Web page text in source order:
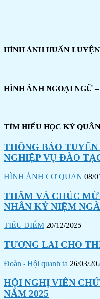
HÌNH ẢNH HUẤN
HÌNH ẢNH NGOẠI NGỮ
TÌM HIỂU HỌC KỲ
THÔNG BÁO
NGHIỆP VỤ ĐÀO
HÌNH ẢNH CƠ QUAN 08/
THĂM VÀ CHÚC
NHÂN KỶ NIỆM
TIÊU ĐIỂM 20/12/2025
TƯƠNG LAI CHO
Đoàn - Hội quanh ta 26/03/
HỘI NGHỊ VIÊN
NĂM 2025